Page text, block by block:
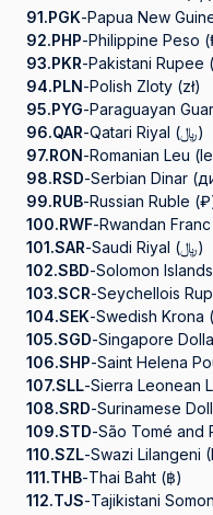
91.PGK-Papua New
92.PHP-Philippine Peso
93.PKR-Pakistani
94.PLN-Polish Zloty (zł)
95.PYG-Paraguayan
96.QAR-
Qatari Riyal (﷼)
97.RON-Romanian Leu
98.RSD-Serbian Dinar
99.RUB-Russian Ruble
100.RWF-Rwandan Franc
101.SAR-
Saudi Riyal (﷼)
102.SBD-Solomon
103.SCR-Seychellois
104.SEK-Swedish Krona
105.SGD-Singapore
106.SHP-Saint Helena
107.SLL-Sierra Leonean
108.SRD-Surinamese
109.STD-São Tomé and
110.SZL-Swazi Lilangeni
111.THB-Thai Baht (฿)
112.TJS-Tajikistani